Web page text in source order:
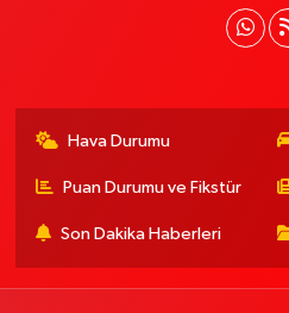
Hava Durumu
Puan Durumu ve Fikstür
Son Dakika Haberleri